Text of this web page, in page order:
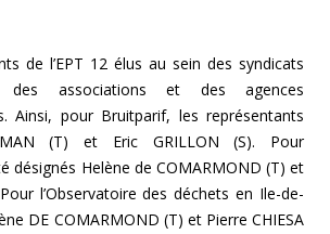
de l’EPT 12 élus au sein des syndicats
des associations et des agences
Ainsi, pour Bruitparif, les représentants
(T) et Eric GRILLON (S). Pour
désignés Helène de COMARMOND (T) et
l’Observatoire des déchets en Ile-de-
DE COMARMOND (T) et Pierre CHIESA